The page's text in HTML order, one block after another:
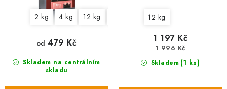
2 kg 4 kg 12 kg
Skladem na centrálním
skladu
od 479 Kč
12 kg
Skladem (1 ks)
1 197 Kč
1 996 Kč